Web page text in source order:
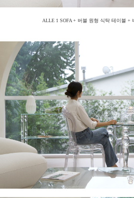
ALLE 1 SOFA + 버블 원형 식탁 테이블 +